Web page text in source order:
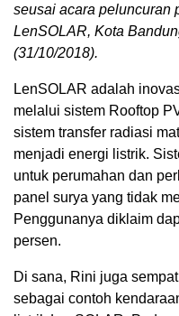
seusai acara peluncuran
LenSOLAR, Kota
(31/10/2018).
LenSOLAR adalah
melalui sistem Rooftop
sistem transfer radiasi
menjadi energi listrik.
untuk perumahan dan
panel surya yang tidak
Penggunanya diklaim
persen.
Di sana, Rini juga
sebagai contoh